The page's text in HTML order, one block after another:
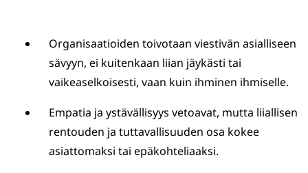
Organisaatioiden toivotaan viestivän asialliseen
sävyyn, ei kuitenkaan liian jäykästi tai
vaikeaselkoisesti, vaan kuin ihminen ihmiselle.
Empatia ja ystävällisyys vetoavat, mutta liiallisen
rentouden ja tuttavallisuuden osa kokee
asiattomaksi tai epäkohteliaaksi.